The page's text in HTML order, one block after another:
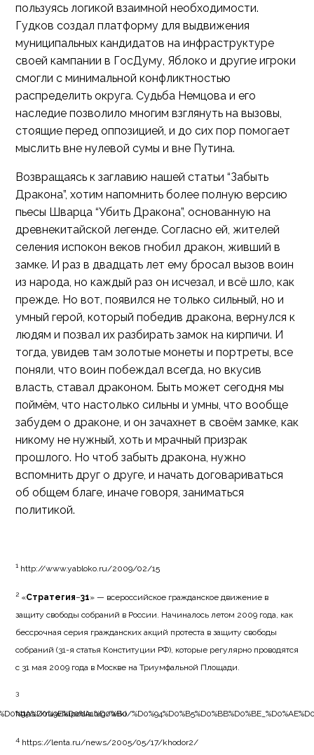
пользуясь логикой взаимной необходимости.
Гудков создал платформу для выдвижения
муниципальных кандидатов на инфраструктуре
своей кампании в ГосДуму, Яблоко и другие игроки
смогли с минимальной конфликтностью
распределить округа. Судьба Немцова и его
наследие позволило многим взглянуть на вызовы,
стоящие перед оппозицией, и до сих пор помогает
мыслить вне нулевой сумы и вне Путина.
Возвращаясь к заглавию нашей статьи “Забыть
Дракона”, хотим напомнить более полную версию
пьесы Шварца “Убить Дракона”, основанную на
древнекитайской легенде. Согласно ей, жителей
селения испокон веков гнобил дракон, живший в
замке. И раз в двадцать лет ему бросал вызов воин
из народа, но каждый раз он исчезал, и всё шло, как
прежде. Но вот, появился не только сильный, но и
умный герой, который победив дракона, вернулся к
людям и позвал их разбирать замок на кирпичи. И
тогда, увидев там золотые монеты и портреты, все
поняли, что воин побеждал всегда, но вкусив
власть, ставал драконом. Быть может сегодня мы
поймём, что настолько сильны и умны, что вообще
забудем о драконе, и он зачахнет в своём замке, как
никому не нужный, хоть и мрачный призрак
прошлого. Но чтоб забыть дракона, нужно
вспомнить друг о друге, и начать договариваться
об общем благе, иначе говоря, заниматься
политикой.
1 http://www.yabloko.ru/2009/02/15
2 «Стратегия–31» — всероссийское гражданское движение в
защиту свободы собраний в России. Начиналось летом 2009 года, как
бессрочная серия гражданских акций протеста в защиту свободы
собраний (31-я статья Конституции РФ), которые регулярно проводятся
с 31 мая 2009 года в Москве на Триумфальной Площади.
3
https://ru.wikipedia.org/wiki/
4 https://lenta.ru/news/2005/05/17/khodor2/